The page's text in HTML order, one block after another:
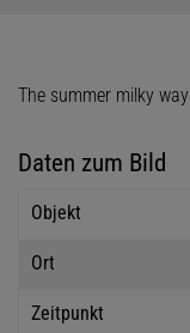
The summer milky
Daten zum Bild
Objekt
Ort
Zeitpunkt